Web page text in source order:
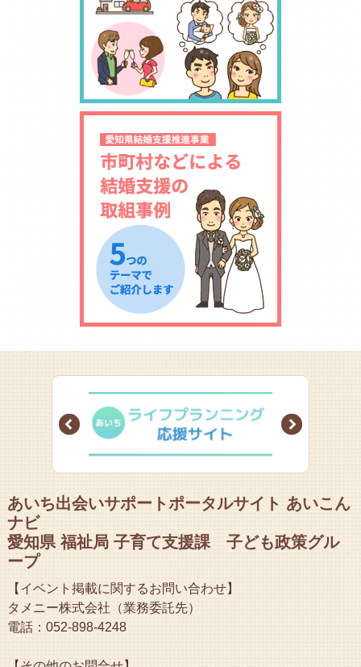
Prev Next
あいち出会いサポートポータルサイト あいこん
ナビ
愛知県 福祉局 子育て支援課 子ども政策グル
ープ
【イベント掲載に関するお問い合わせ】
タメニー株式会社（業務委託先）
電話：052-898-4248